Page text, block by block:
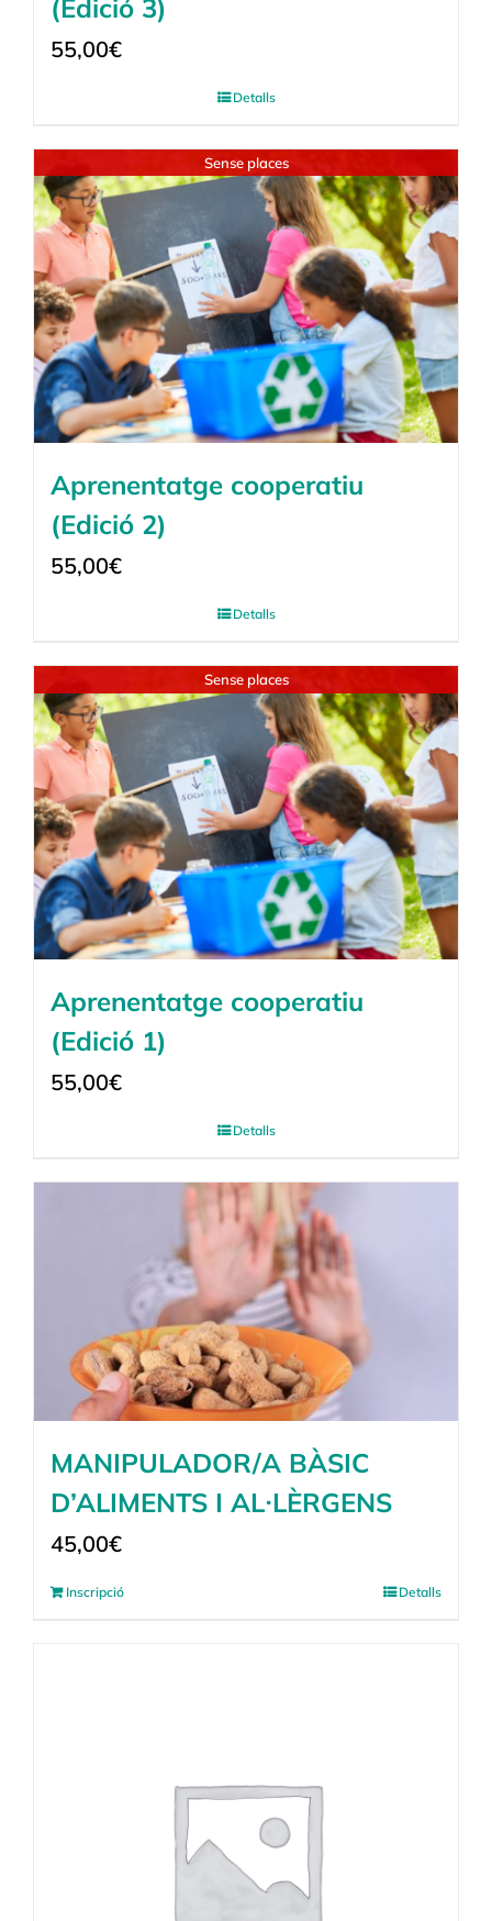
(Edició 3)
55,00€
Detalls
Sense places
Aprenentatge cooperatiu
(Edició 2)
55,00€
Detalls
Sense places
Aprenentatge cooperatiu
(Edició 1)
55,00€
Detalls
MANIPULADOR/A BÀSIC
D’ALIMENTS I AL·LÈRGENS
45,00€
Inscripció Detalls